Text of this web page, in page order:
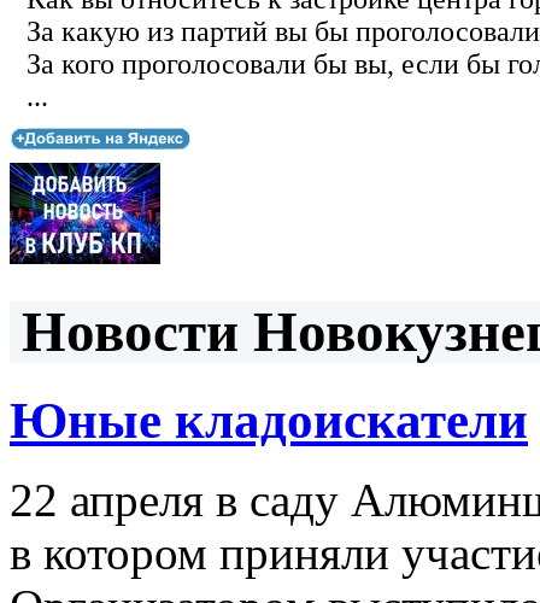
За какую из партий вы бы
За кого проголосовали бы вы, если бы
...
Новости
Юные кладоискатели
22 апреля в саду
в котором приняли